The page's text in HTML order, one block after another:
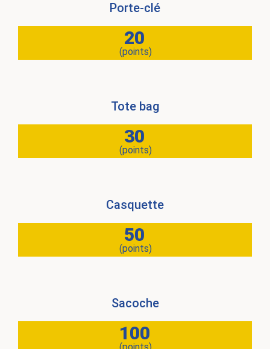
Porte-clé
20
(points)
Tote bag
30
(points)
Casquette
50
(points)
Sacoche
100